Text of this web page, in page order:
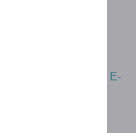
dés aujourd’hui !
dans un logiciel E-